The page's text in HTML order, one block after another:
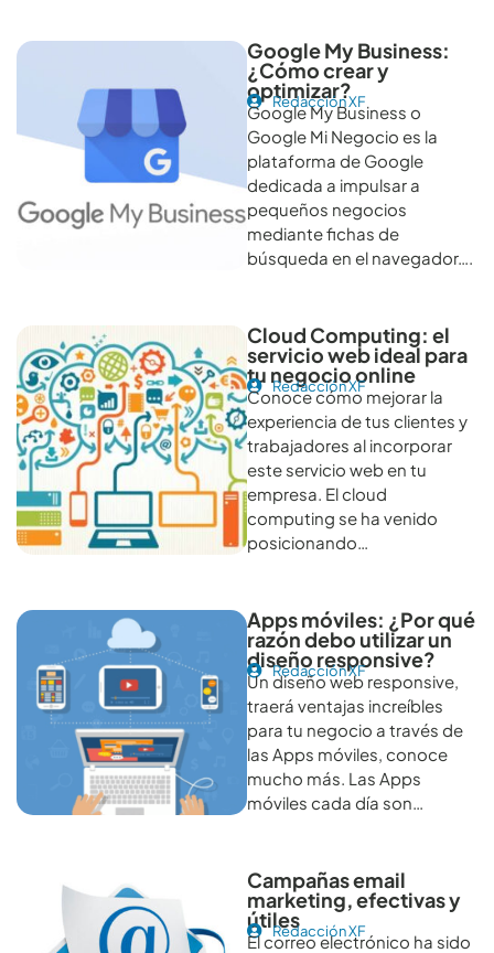
Google My Business:
¿Cómo crear y
optimizar?
Redacción XF
Google My Business o
Google Mi Negocio es la
plataforma de Google
dedicada a impulsar a
pequeños negocios
mediante fichas de
búsqueda en el navegador….
Cloud Computing: el
servicio web ideal para
tu negocio online
Redacción XF
Conoce cómo mejorar la
experiencia de tus clientes y
trabajadores al incorporar
este servicio web en tu
empresa. El cloud
computing se ha venido
posicionando…
Apps móviles: ¿Por qué
razón debo utilizar un
diseño responsive?
Redacción XF
Un diseño web responsive,
traerá ventajas increíbles
para tu negocio a través de
las Apps móviles, conoce
mucho más. Las Apps
móviles cada día son…
Campañas email
marketing, efectivas y
útilesRedacción XF
El correo electrónico ha sido